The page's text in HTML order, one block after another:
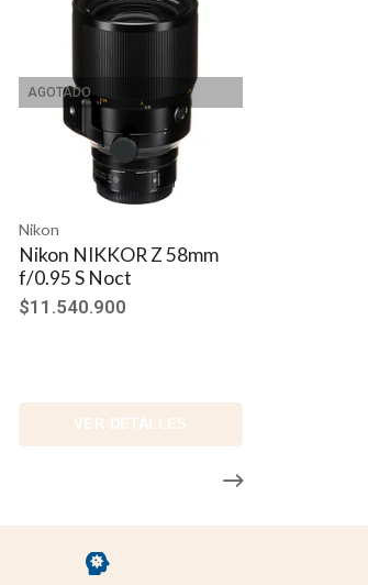
AGOTADO
Nikon
Nikon NIKKOR Z 58mm
f/0.95 S Noct
$11.540.900
VER DETALLES